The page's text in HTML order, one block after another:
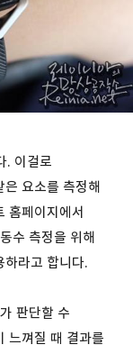
. 이걸로
요소를 측정해
홈페이지에서
수 측정을 위해
하라고 합니다.
판단할 수
느껴질 때 결과를